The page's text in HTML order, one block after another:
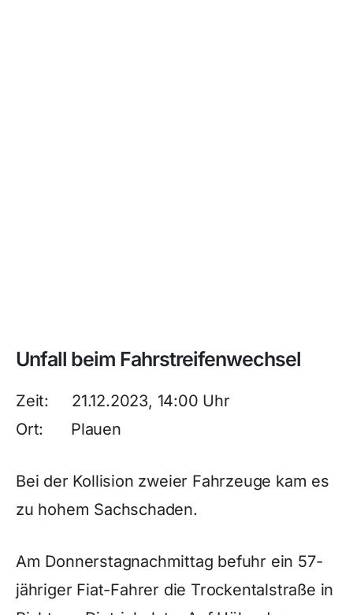
Unfall beim Fahrstreifenwechsel
Zeit: 21.12.2023, 14:00 Uhr
Ort: Plauen
Bei der Kollision zweier Fahrzeuge kam es
zu hohem Sachschaden.
Am Donnerstagnachmittag befuhr ein 57-
jähriger Fiat-Fahrer die Trockentalstraße in